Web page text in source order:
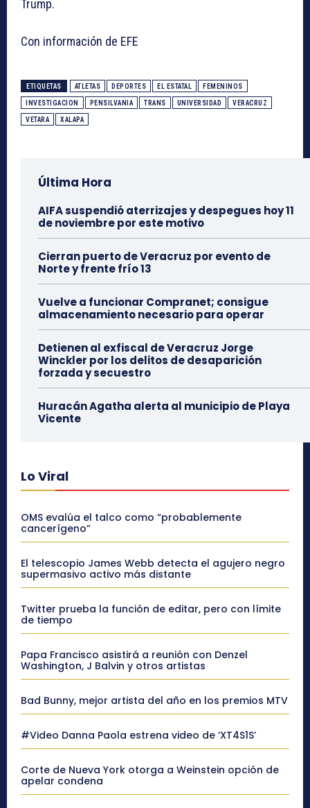
Trump.
Con información de EFE
ETIQUETAS ATLETAS DEPORTES EL ESTATAL FEMENINOS
INVESTIGACION PENSILVANIA TRANS UNIVERSIDAD VERACRUZ
VETARA XALAPA
Última Hora
AIFA suspendió aterrizajes y despegues hoy 11
de noviembre por este motivo
Cierran puerto de Veracruz por evento de
Norte y frente frío 13
Vuelve a funcionar Compranet; consigue
almacenamiento necesario para operar
Detienen al exfiscal de Veracruz Jorge
Winckler por los delitos de desaparición
forzada y secuestro
Huracán Agatha alerta al municipio de Playa
Vicente
Lo Viral
OMS evalúa el talco como “probablemente
cancerígeno”
El telescopio James Webb detecta el agujero negro
supermasivo activo más distante
Twitter prueba la función de editar, pero con límite
de tiempo
Papa Francisco asistirá a reunión con Denzel
Washington, J Balvin y otros artistas
Bad Bunny, mejor artista del año en los premios MTV
#Video Danna Paola estrena video de ‘XT4S1S’
Corte de Nueva York otorga a Weinstein opción de
apelar condena